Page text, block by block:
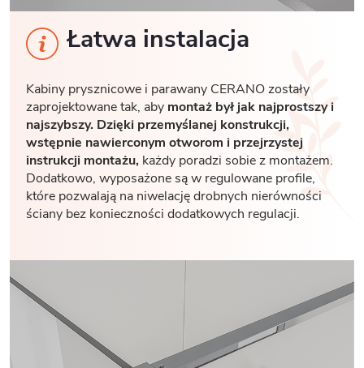
Łatwa instalacja
Kabiny prysznicowe i parawany CERANO zostały
zaprojektowane tak, aby montaż był jak najprostszy i
najszybszy. Dzięki przemyślanej konstrukcji,
wstępnie nawierconym otworom i przejrzystej
instrukcji montażu, każdy poradzi sobie z montażem.
Dodatkowo, wyposażone są w regulowane profile,
które pozwalają na niwelację drobnych nierówności
ściany bez konieczności dodatkowych regulacji.